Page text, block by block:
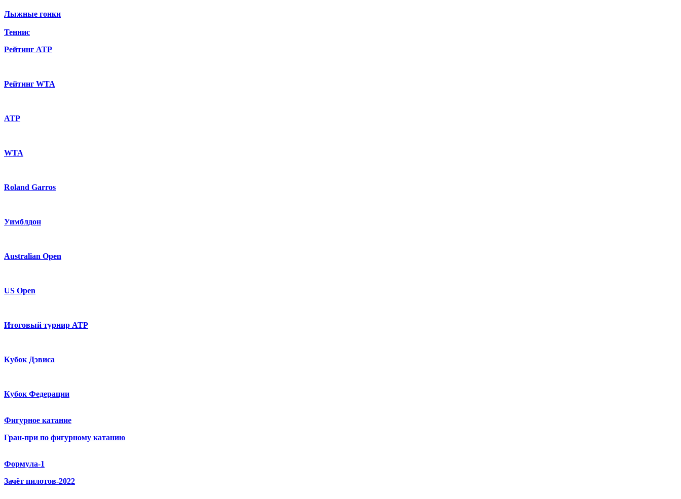
Лыжные гонки
Теннис
Рейтинг ATP
Рейтинг WTA
ATP
WTA
Roland Garros
Уимблдон
Australian Open
US Open
Итоговый турнир ATP
Кубок Дэвиса
Кубок Федерации
Фигурное катание
Гран-при по фигурному катанию
Формула-1
Зачёт пилотов-2022